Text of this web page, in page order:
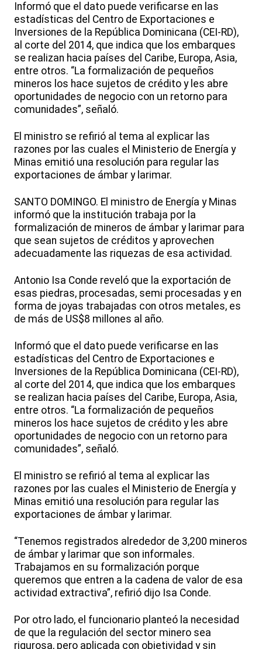
Informó que el dato puede verificarse en las
estadísticas del Centro de Exportaciones e
Inversiones de la República Dominicana (CEI-RD),
al corte del 2014, que indica que los embarques
se realizan hacia países del Caribe, Europa, Asia,
entre otros. “La formalización de pequeños
mineros los hace sujetos de crédito y les abre
oportunidades de negocio con un retorno para
comunidades”, señaló.
El ministro se refirió al tema al explicar las
razones por las cuales el Ministerio de Energía y
Minas emitió una resolución para regular las
exportaciones de ámbar y larimar.
SANTO DOMINGO. El ministro de Energía y Minas
informó que la institución trabaja por la
formalización de mineros de ámbar y larimar para
que sean sujetos de créditos y aprovechen
adecuadamente las riquezas de esa actividad.
Antonio Isa Conde reveló que la exportación de
esas piedras, procesadas, semi procesadas y en
forma de joyas trabajadas con otros metales, es
de más de US$8 millones al año.
Informó que el dato puede verificarse en las
estadísticas del Centro de Exportaciones e
Inversiones de la República Dominicana (CEI-RD),
al corte del 2014, que indica que los embarques
se realizan hacia países del Caribe, Europa, Asia,
entre otros. “La formalización de pequeños
mineros los hace sujetos de crédito y les abre
oportunidades de negocio con un retorno para
comunidades”, señaló.
El ministro se refirió al tema al explicar las
razones por las cuales el Ministerio de Energía y
Minas emitió una resolución para regular las
exportaciones de ámbar y larimar.
“Tenemos registrados alrededor de 3,200 mineros
de ámbar y larimar que son informales.
Trabajamos en su formalización porque
queremos que entren a la cadena de valor de esa
actividad extractiva”, refirió dijo Isa Conde.
Por otro lado, el funcionario planteó la necesidad
de que la regulación del sector minero sea
rigurosa, pero aplicada con objetividad y sin